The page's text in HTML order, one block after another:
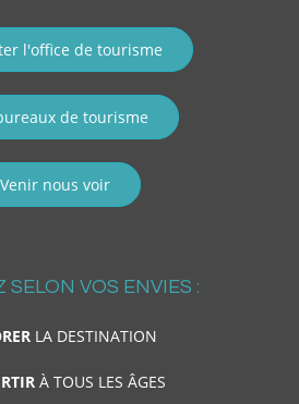
l'office de tourisme
de tourisme
Venir nous voir
SELON VOS ENVIES :
LA DESTINATION
À TOUS LES ÂGES